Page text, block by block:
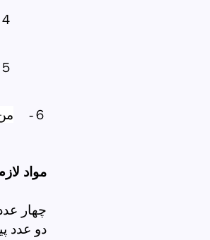
４-
５-
６-
مواد
چهار
دو عدد